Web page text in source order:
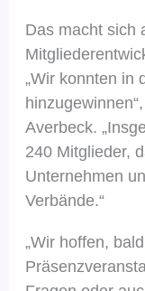
Das macht sich
„Wir konnten in
Averbeck.
240 Mitglieder,
Unternehmen
Verbände.“
„Wir hoffen,